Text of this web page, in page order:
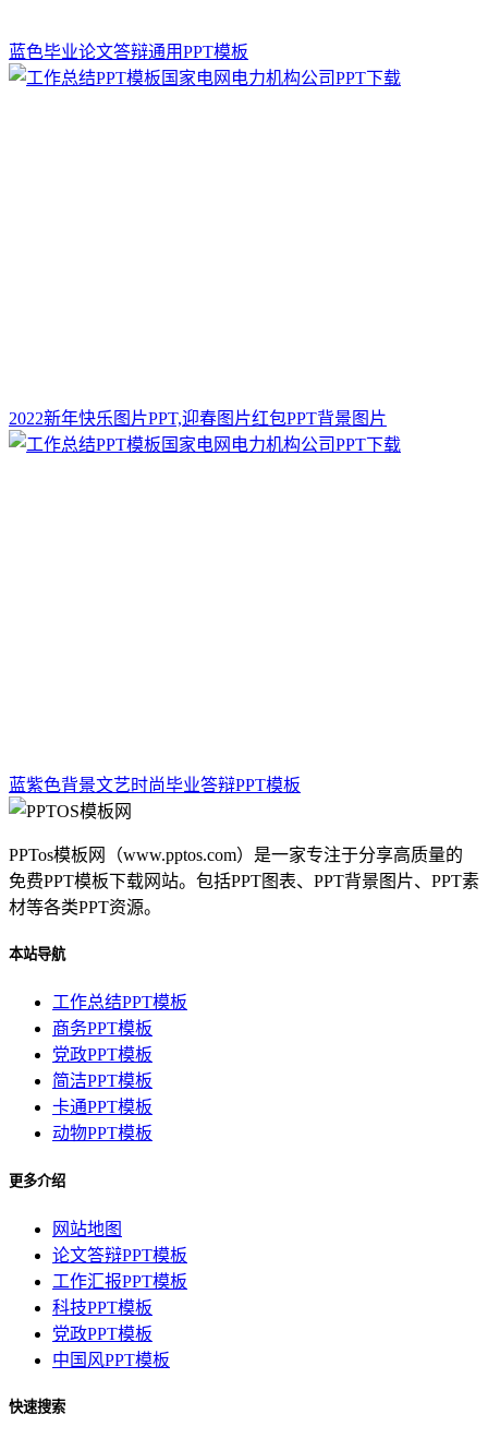
蓝色毕业论文答辩通用PPT模板
2022新年快乐图片PPT,迎春图片红包PPT背景图片
蓝紫色背景文艺时尚毕业答辩PPT模板
PPTos模板网（www.pptos.com）是一家专注于分享高质量的
免费PPT模板下载网站。包括PPT图表、PPT背景图片、PPT素
材等各类PPT资源。
本站导航
工作总结PPT模板
商务PPT模板
党政PPT模板
简洁PPT模板
卡通PPT模板
动物PPT模板
更多介绍
网站地图
论文答辩PPT模板
工作汇报PPT模板
科技PPT模板
党政PPT模板
中国风PPT模板
快速搜索